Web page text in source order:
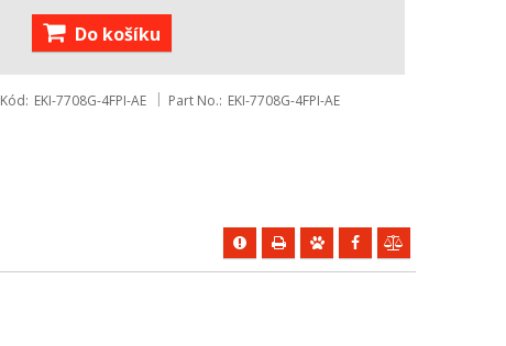
Do košíku
Kód EKI-7708G-4FPI-AE Part No. EKI-7708G-4FPI-AE